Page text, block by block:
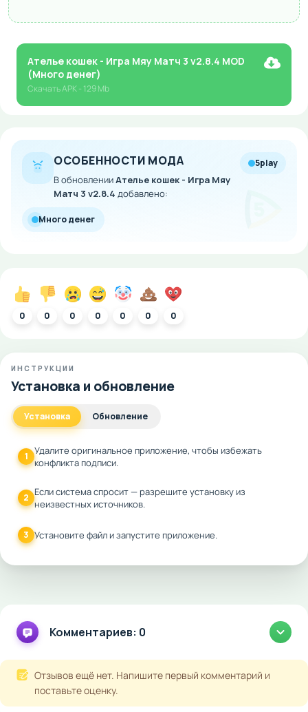
Ателье кошек - Игра Мяу Матч 3 v2.8.4 MOD
(Много денег)
СкачатьAPK- 129 Mb
ОСОБЕННОСТИ МОДА
В обновленииАтелье кошек - Игра Мяу
Матч 3 v2.8.4 добавлено:
5play
Много денег
0 0 0 0 0 0 0
ИНСТРУКЦИИ
Установка и обновление
Установка Обновление
1 Удалите оригинальное приложение, чтобы избежать
конфликта подписи.
2 Если система спросит — разрешите установку из
неизвестных источников.
3 Установите файл и запустите приложение.
Комментариев: 0
Отзывов ещё нет. Напишите первый комментарий и
поставьте оценку.